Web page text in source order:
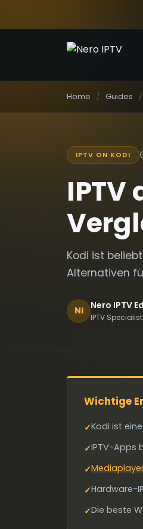
Home Guides
IPTV ON KODI
Kodi ist
Alternativen
NI Nero IPTV
IPTV
Wichtige
✓Kodi ist
✓IPTV-Apps
✓
✓Hardware-
✓Die beste